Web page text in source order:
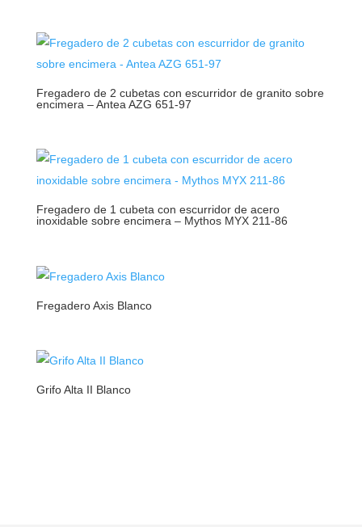
Fregadero de 2 cubetas con escurridor de granito sobre
encimera – Antea AZG 651-97
Fregadero de 1 cubeta con escurridor de acero
inoxidable sobre encimera – Mythos MYX 211-86
Fregadero Axis Blanco
Grifo Alta II Blanco